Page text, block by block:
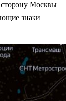
сторону Москвы
знаки